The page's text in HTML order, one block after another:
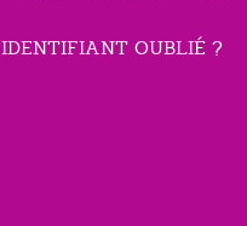
IDENTIFIANT OUBLIÉ ?